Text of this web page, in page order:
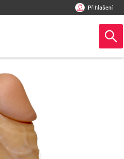
Přihlašení